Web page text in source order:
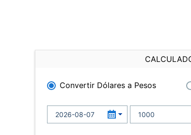
Convertir Dólares a Pesos